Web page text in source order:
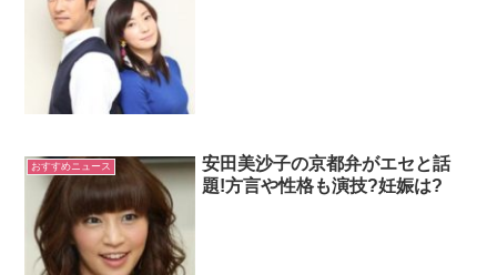
おすすめニュース
安田美沙子の京都弁がエセと話
題!方言や性格も演技?妊娠は?